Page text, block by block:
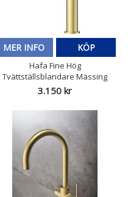
MER INFO KÖP
Hafa Fine Hög
Tvättställsblandare Mässing
3.150 kr